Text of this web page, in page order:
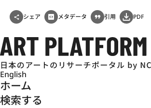
シェア メタデータ 引用 PDF
English
ホーム
検索する